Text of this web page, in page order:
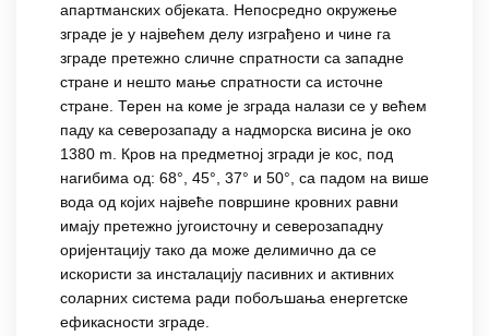
апартманских објеката. Непосредно окружење
зграде је у највећем делу изграђено и чине га
зграде претежно сличне спратности са западне
стране и нешто мање спратности са источне
стране. Терен на коме је зграда налази се у већем
паду ка северозападу а надморска висина је око
1380 m. Кров на предметној згради је кос, под
нагибима од: 68°, 45°, 37° и 50°, са падом на више
вода од којих највеће површине кровних равни
имају претежно југоисточну и северозападну
оријентацију тако да може делимично да се
искористи за инсталацију пасивних и активних
соларних система ради побољшања енергетске
ефикасности зграде.